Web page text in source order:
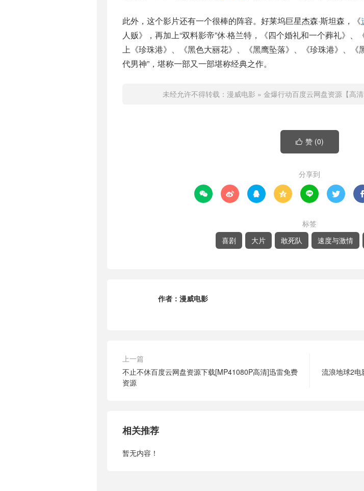
此外，这个影片还有一个很棒的阵容。好莱坞巨星杰森·斯坦森，《
人贩》，再加上“双料影帝”休·格兰特，《四个婚礼和一个葬礼》
上《珍珠港》、《黑色大丽花》、《黑鹰坠落》、《珍珠港》、《
代男神”，堪称一部又一部堪称经典之作。
未经允许不得转载： 漫威电影 » 金爆行动百度云网盘资源【高
 赞 (0)
分享到
      
标签
喜剧
大片 敢死队 速度与激情
作者： 漫威电影
上一篇
不止不休百度云网盘资源下载[MP41080P高清]迅雷免费
资源
流浪地球2电
相关推荐
暂无内容！